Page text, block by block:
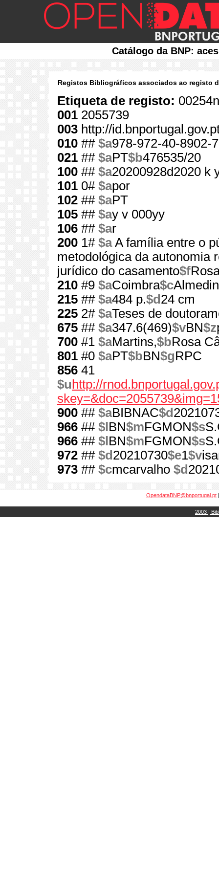
Catálogo da BNP:
Registos Bibliográficos associados ao registo
Etiqueta de registo:
001 2055739
003 http://
010 ## $a978-972-40-8902-7
021 ## $aPT$b476535/20
100 ## $a20200928d2020 k
101 0# $apor
102 ## $aPT
105 ## $ay v 000yy
106 ## $ar
200 1# $aA família entre o
metodológica da autonomia
jurídico do casamento$f
210 #9 $aCoimbra$c
215 ## $a484 p.$d 24 cm
225 2# $aTeses de
675 ## $a347.6(469)$vBN$z
700 #1 $aMartins,$bRosa
801 #0 $aPT$bBN$gRPC
856 41
$u http://
900 ## $aBIBNAC$d
966 ## $l BN$mFGMON$s
966 ## $l BN$mFGMON$s
972 ## $d 20210730$e1$v
973 ## $cmcarvalho $d
OpendataBNP@bnportugal.pt
2003 |